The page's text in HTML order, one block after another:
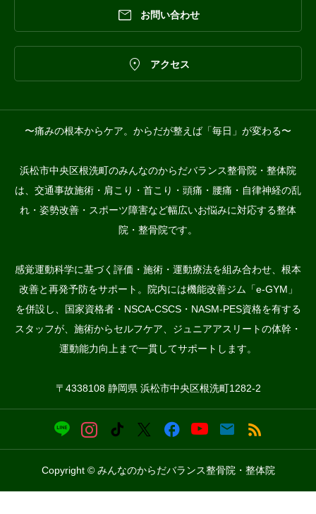
 お問い合わせ
 アクセス
〜痛みの根本からケア。からだが整えば「毎日」が変わる〜
浜松市中央区根洗町のみんなのからだバランス整骨院・整体院
は、交通事故施術・肩こり・首こり・頭痛・腰痛・自律神経の乱
れ・姿勢改善・スポーツ障害など幅広いお悩みに対応する整体
院・整骨院です。
感覚運動科学に基づく評価・施術・運動療法を組み合わせ、根本
改善と再発予防をサポート。院内には機能改善ジム「e-GYM」
を併設し、国家資格者・NSCA-CSCS・NASM-PES資格を有する
スタッフが、施術からセルフケア、ジュニアアスリートの体幹・
運動能力向上まで一貫してサポートします。
〒4338108 静岡県 浜松市中央区根洗町1282-2
Copyright © みんなのからだバランス整骨院・整体院